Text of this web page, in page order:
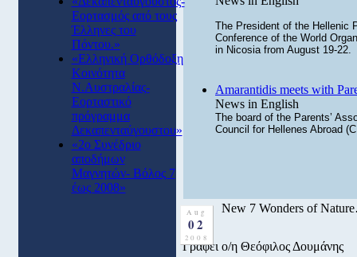
Εορτασμός από τους
Έλληνες του
Πόντου.»
«Ελληνική Ορθόδοξη
Κοινότητα
Ν.Αυστραλίας-
Εορταστικό
πρόγραμμα
Δεκαπενταύγουστου»
«2ο Συνέδριο
αποδήμων
Μαγνητών- Βόλος 7
έως 2008»
The President of the Hellenic
Conference of the World
in Nicosia from August 19-22.
Amarantidis meets with
News in English
The board of the Parents’
Council for Hellenes Abroad
Aug
02
2008
New 7 Wonders of
Γράφει ο/η Θεόφιλος Δουμάνης